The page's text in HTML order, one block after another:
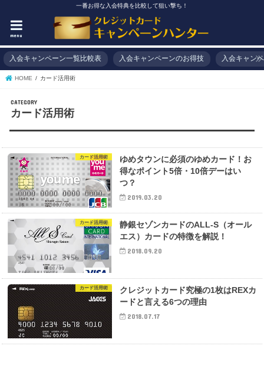
一番お得な入会特典を比較して狙い撃ち！
menu
入会キャンペーン一覧比較表 入会キャンペーンのお得技 入会キャン
HOME カード活用術
カード活用術
カード活用術
ゆめタウンに必須のゆめカード！お
得なポイント5倍・10倍デーはい
つ？
2019.03.20
カード活用術
静銀セゾンカードのALL-S（オール
エス）カードの特徴を解説！
2018.09.20
カード活用術
クレジットカード究極の1枚はREXカ
ードと言える6つの理由
2018.07.17